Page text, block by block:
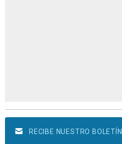
RECIBE NUESTRO BOLETÍN